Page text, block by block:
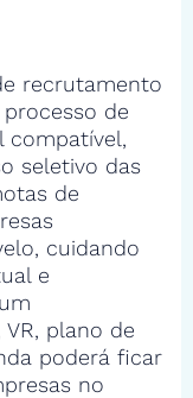
recrutamento
de
compatível,
seletivo das
de
cuidando
e
plano de
poderá ficar
no